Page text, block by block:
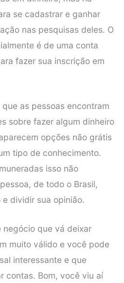
se cadastrar e ganhar
nas pesquisas deles. O
é de uma conta
fazer sua inscrição em
as pessoas encontram
sobre fazer algum dinheiro
opções não grátis
tipo de conhecimento.
isso não
de todo o Brasil,
dividir sua opinião.
negócio que vá deixar
muito válido e você pode
interessante e que
contas. Bom, você viu aí